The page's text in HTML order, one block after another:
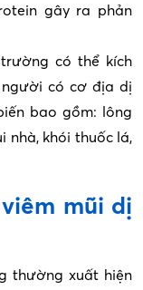
gây ra phản
có thể kích
có cơ địa dị
bao gồm: lông
nhà, khói thuốc lá,
mũi dị
thường xuất hiện